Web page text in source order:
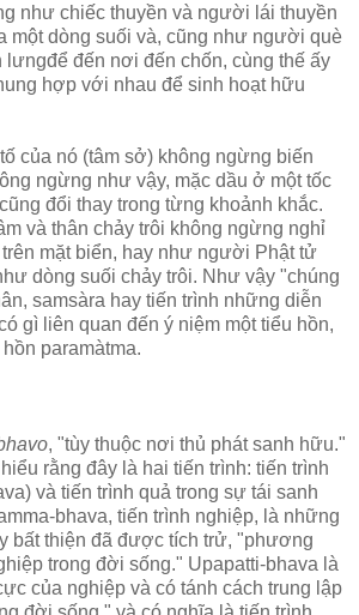
như chiếc thuyền và người lái thuyền
một dòng suối và, cũng như người què
đến nơi đến chốn, cùng thế ấy
hợp với nhau để sinh hoạt hữu
của nó (tâm sở) không ngừng biến
ngừng như vậy, mặc dầu ở một tốc
đổi thay trong từng khoảnh khắc.
và thân chảy trôi không ngừng nghỉ
mặt biển, hay như người Phật tử
dòng suối chảy trôi. Như vậy "chúng
samsàra hay tiến trình những diễn
gì liên quan đến ý niệm một tiểu hồn,
paramàtma.
, "tùy thuộc nơi thủ phát sanh hữu."
rằng đây là hai tiến trình: tiến trình
và tiến trình quả trong sự tái sanh
bhava, tiến trình nghiệp, là những
bất thiện đã được tích trử, "phương
trong đời sống." Upapatti-bhava là
của nghiệp và có tánh cách trung lập